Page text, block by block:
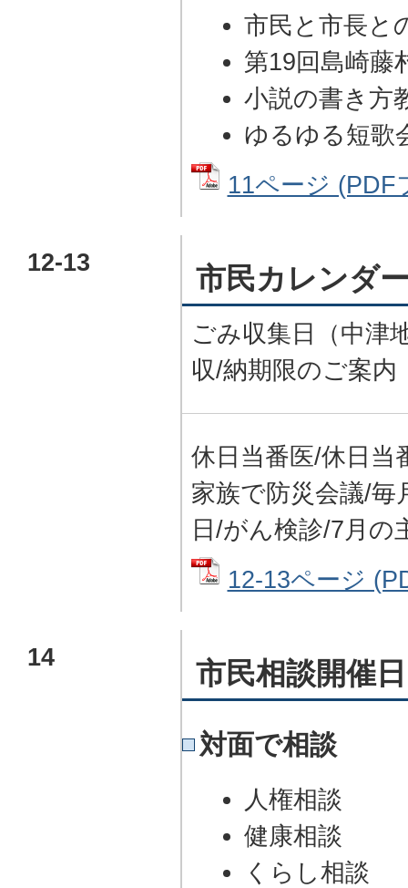
市民と市長と
第19回島崎藤
小説の書き方
ゆるゆる短歌
11ページ (PDF
12-13 市民カレンダ
ごみ収集日（中津
収/納期限のご案内
休日当番医/休日当
家族で防災会議/毎
日/がん検診/7月の
12-13ページ
14 市民相談開催
対面で相談
人権相談
健康相談
くらし相談